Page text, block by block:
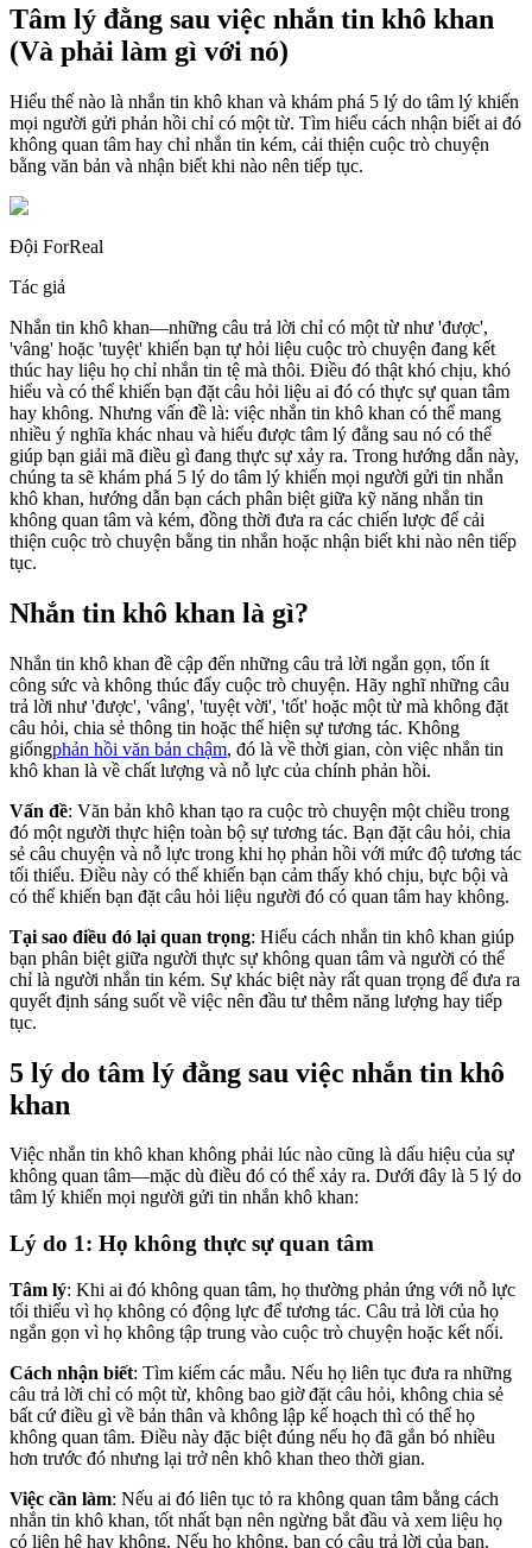
Tâm lý đằng sau việc nhắn tin khô khan
(Và phải làm gì với nó)
Hiểu thế nào là nhắn tin khô khan và khám phá 5 lý do tâm lý khiến
mọi người gửi phản hồi chỉ có một từ. Tìm hiểu cách nhận biết ai đó
không quan tâm hay chỉ nhắn tin kém, cải thiện cuộc trò chuyện
bằng văn bản và nhận biết khi nào nên tiếp tục.
Đội ForReal
Tác giả
Nhắn tin khô khan—những câu trả lời chỉ có một từ như 'được',
'vâng' hoặc 'tuyệt' khiến bạn tự hỏi liệu cuộc trò chuyện đang kết
thúc hay liệu họ chỉ nhắn tin tệ mà thôi. Điều đó thật khó chịu, khó
hiểu và có thể khiến bạn đặt câu hỏi liệu ai đó có thực sự quan tâm
hay không. Nhưng vấn đề là: việc nhắn tin khô khan có thể mang
nhiều ý nghĩa khác nhau và hiểu được tâm lý đằng sau nó có thể
giúp bạn giải mã điều gì đang thực sự xảy ra. Trong hướng dẫn này,
chúng ta sẽ khám phá 5 lý do tâm lý khiến mọi người gửi tin nhắn
khô khan, hướng dẫn bạn cách phân biệt giữa kỹ năng nhắn tin
không quan tâm và kém, đồng thời đưa ra các chiến lược để cải
thiện cuộc trò chuyện bằng tin nhắn hoặc nhận biết khi nào nên tiếp
tục.
Nhắn tin khô khan là gì?
Nhắn tin khô khan đề cập đến những câu trả lời ngắn gọn, tốn ít
công sức và không thúc đẩy cuộc trò chuyện. Hãy nghĩ những câu
trả lời như 'được', 'vâng', 'tuyệt vời', 'tốt' hoặc một từ mà không đặt
câu hỏi, chia sẻ thông tin hoặc thể hiện sự tương tác. Không
giốngphản hồi văn bản chậm, đó là về thời gian, còn việc nhắn tin
khô khan là về chất lượng và nỗ lực của chính phản hồi.
Vấn đề: Văn bản khô khan tạo ra cuộc trò chuyện một chiều trong
đó một người thực hiện toàn bộ sự tương tác. Bạn đặt câu hỏi, chia
sẻ câu chuyện và nỗ lực trong khi họ phản hồi với mức độ tương tác
tối thiểu. Điều này có thể khiến bạn cảm thấy khó chịu, bực bội và
có thể khiến bạn đặt câu hỏi liệu người đó có quan tâm hay không.
Tại sao điều đó lại quan trọng: Hiểu cách nhắn tin khô khan giúp
bạn phân biệt giữa người thực sự không quan tâm và người có thể
chỉ là người nhắn tin kém. Sự khác biệt này rất quan trọng để đưa ra
quyết định sáng suốt về việc nên đầu tư thêm năng lượng hay tiếp
tục.
5 lý do tâm lý đằng sau việc nhắn tin khô
khan
Việc nhắn tin khô khan không phải lúc nào cũng là dấu hiệu của sự
không quan tâm—mặc dù điều đó có thể xảy ra. Dưới đây là 5 lý do
tâm lý khiến mọi người gửi tin nhắn khô khan:
Lý do 1: Họ không thực sự quan tâm
Tâm lý: Khi ai đó không quan tâm, họ thường phản ứng với nỗ lực
tối thiểu vì họ không có động lực để tương tác. Câu trả lời của họ
ngắn gọn vì họ không tập trung vào cuộc trò chuyện hoặc kết nối.
Cách nhận biết: Tìm kiếm các mẫu. Nếu họ liên tục đưa ra những
câu trả lời chỉ có một từ, không bao giờ đặt câu hỏi, không chia sẻ
bất cứ điều gì về bản thân và không lập kế hoạch thì có thể họ
không quan tâm. Điều này đặc biệt đúng nếu họ đã gắn bó nhiều
hơn trước đó nhưng lại trở nên khô khan theo thời gian.
Việc cần làm: Nếu ai đó liên tục tỏ ra không quan tâm bằng cách
nhắn tin khô khan, tốt nhất bạn nên ngừng bắt đầu và xem liệu họ
có liên hệ hay không. Nếu họ không, bạn có câu trả lời của bạn.